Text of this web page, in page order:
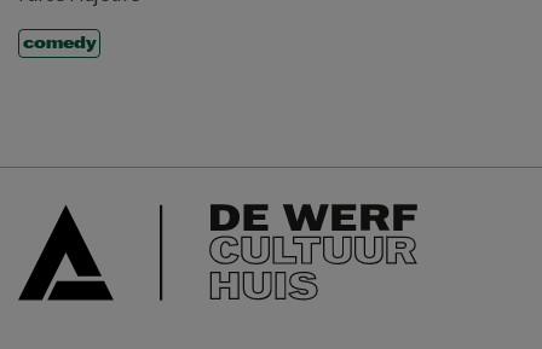
comedy